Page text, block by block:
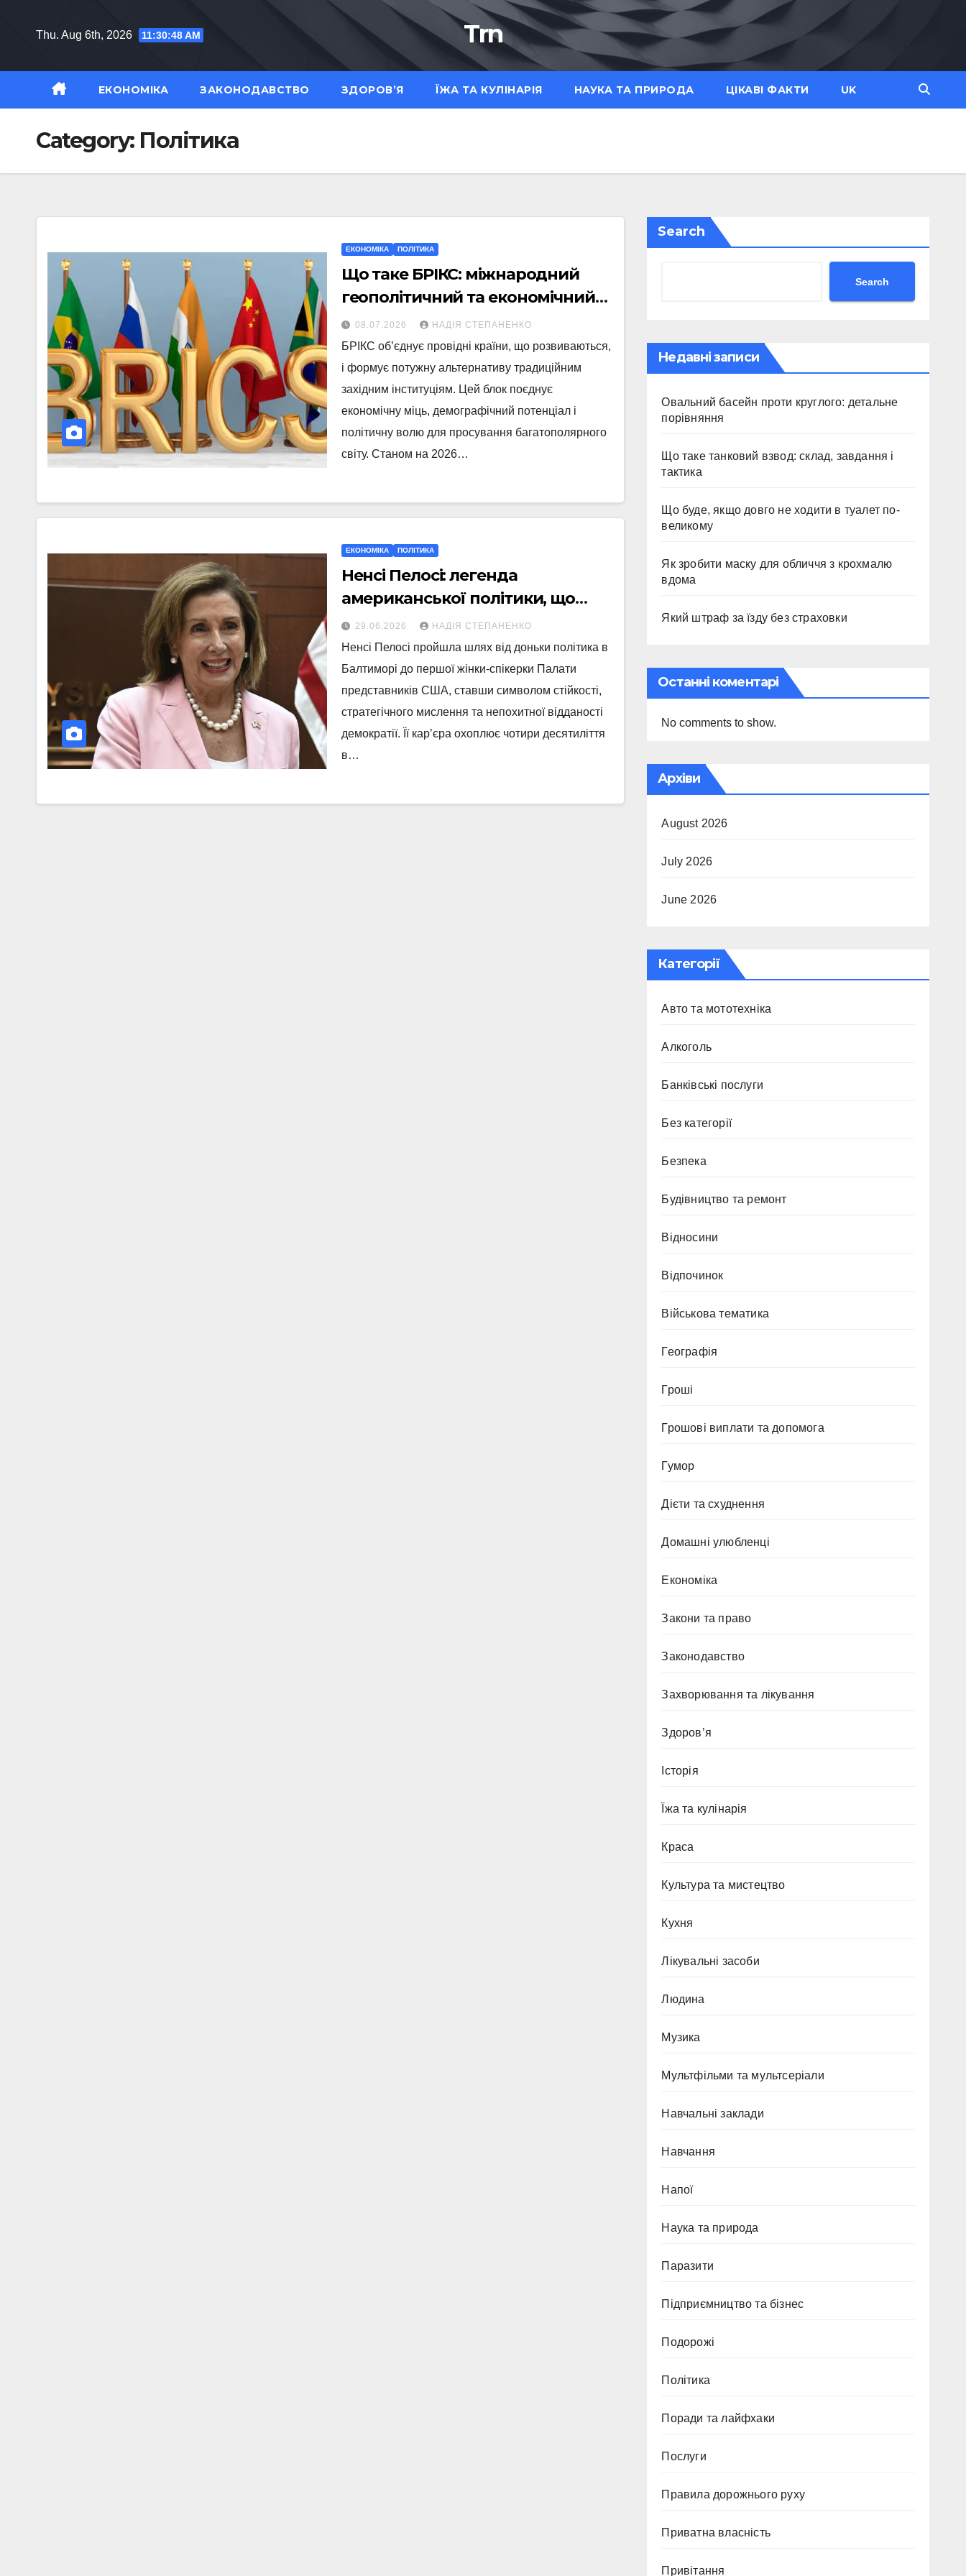
Thu. Aug 6th, 2026 11:30:49 AM Trn
ЕКОНОМІКА ЗАКОНОДАВСТВО ЗДОРОВ’Я ЇЖА ТА КУЛІНАРІЯ НАУКА ТА ПРИРОДА ЦІКАВІ ФАКТИ UK
Category: Політика
ЕКОНОМІКА ПОЛІТИКА
Що таке БРІКС: міжнародний
геополітичний та економічний
блок
08.07.2026 НАДІЯ СТЕПАНЕНКО
БРІКС об’єднує провідні країни, що розвиваються,
і формує потужну альтернативу традиційним
західним інституціям. Цей блок поєднує
економічну міць, демографічний потенціал і
політичну волю для просування багатополярного
світу. Станом на 2026…
ЕКОНОМІКА ПОЛІТИКА
Ненсі Пелосі: легенда
американської політики, що
змінила правила гри
29.06.2026 НАДІЯ СТЕПАНЕНКО
Ненсі Пелосі пройшла шлях від доньки політика в
Балтиморі до першої жінки-спікерки Палати
представників США, ставши символом стійкості,
стратегічного мислення та непохитної відданості
демократії. Її кар’єра охоплює чотири десятиліття
в…
Search
Search
Недавні записи
Овальний басейн проти круглого: детальне
порівняння
Що таке танковий взвод: склад, завдання і
тактика
Що буде, якщо довго не ходити в туалет по-
великому
Як зробити маску для обличчя з крохмалю
вдома
Який штраф за їзду без страховки
Останні коментарі
No comments to show.
Архіви
August 2026
July 2026
June 2026
Категорії
Авто та мототехніка
Алкоголь
Банківські послуги
Без категорії
Безпека
Будівництво та ремонт
Відносини
Відпочинок
Військова тематика
Географія
Гроші
Грошові виплати та допомога
Гумор
Дієти та схуднення
Домашні улюбленці
Економіка
Закони та право
Законодавство
Захворювання та лікування
Здоров’я
Історія
Їжа та кулінарія
Краса
Культура та мистецтво
Кухня
Лікувальні засоби
Людина
Музика
Мультфільми та мультсеріали
Навчальні заклади
Навчання
Напої
Наука та природа
Паразити
Підприємництво та бізнес
Подорожі
Політика
Поради та лайфхаки
Послуги
Правила дорожнього руху
Приватна власність
Привітання